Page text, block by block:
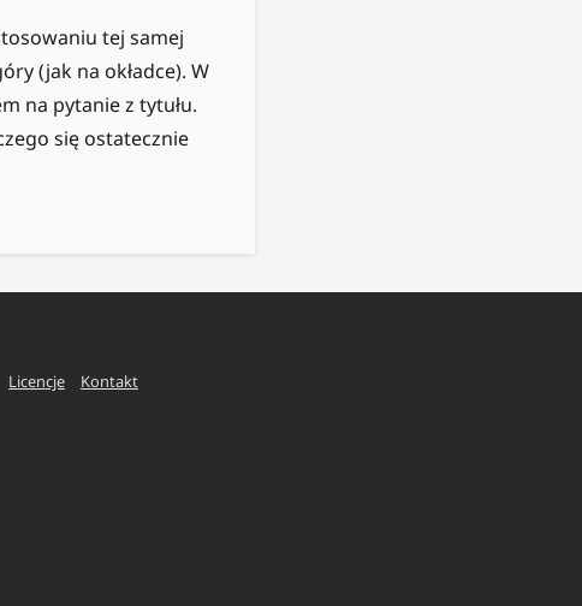
tej samej
(jak na okładce). W
na pytanie z tytułu.
się ostatecznie
Licencje Kontakt